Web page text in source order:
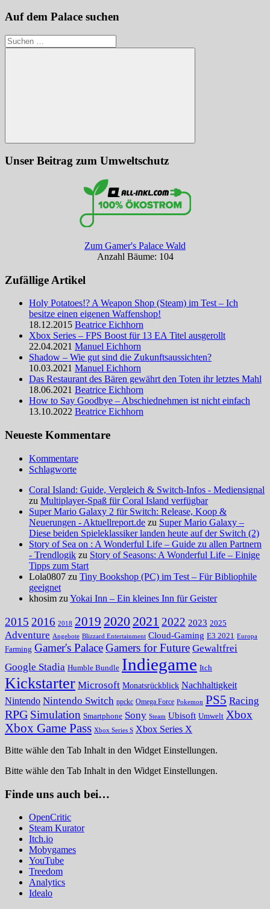
Auf dem Palace suchen
Suchen
nach:
Suchen
Unser Beitrag zum Umweltschutz
Zum Gamer's Palace Wald
Anzahl Bäume: 104
Zufällige Artikel
Holy Potatoes!? A Weapon Shop (Steam) im Test – Ich
besitze einen eigenen Waffenshop!
18.12.2015 Beatrice Eichhorn
Xbox Series – FPS Boost für 13 EA Titel ausgerollt
22.04.2021 Manuel Eichhorn
Shadow – Wie gut sind die Zukunftsaussichten?
10.03.2021 Manuel Eichhorn
Das Restaurant des Bären gewährt den Toten ihr letztes Mahl
18.06.2021 Beatrice Eichhorn
How to Say Goodbye – Abschiednehmen ist nicht einfach
13.10.2022 Beatrice Eichhorn
Neueste Kommentare
Kommentare
Schlagworte
Coral Island: Guide, Vergleich & Switch-Infos - Mediensignal
zu Multiplayer-Spaß für Coral Island verfügbar
Super Mario Galaxy 2 für Switch: Release, Koop &
Neuerungen - Aktuellreport.de zu Super Mario Galaxy –
Diese beiden Spieleklassiker landen heute auf der Switch (2)
Story of Sea on : A Wonderful Life – Guide zu allen Partnern
- Trendlogik zu Story of Seasons: A Wonderful Life – Einige
Tipps zum Start
Lola0807 zu Tiny Bookshop (PC) im Test – Für Bibliophile
geeignet
khosim zu Yokai Inn – Ein kleines Inn für Geister
2015 2016 2018 2019 2020 2021 2022 2023 2025
Adventure Angebote Blizzard Entertainment Cloud-Gaming E3 2021 Europa
Farming Gamer's PalaceGamers for Future Gewaltfrei
Google Stadia Humble Bundle Indiegame Itch
Kickstarter Microsoft Monatsrückblick Nachhaltigkeit
Nintendo Nintendo Switch npckc Omega Force Pokemon PS5 Racing
RPG Simulation Smartphone Sony Steam Ubisoft Umwelt Xbox
Xbox Game Pass Xbox Series S Xbox Series X
Bitte wähle den Tab Inhalt in den Widget Einstellungen.
Bitte wähle den Tab Inhalt in den Widget Einstellungen.
Finde uns auch bei…
OpenCritic
Steam Kurator
Itch.io
Mobygames
YouTube
Treedom
Analytics
Idealo